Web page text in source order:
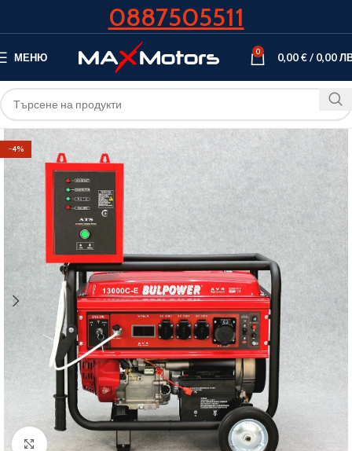
0887505511
МЕНЮ 0 0,00€/ 0,00
-4%
Кликнете, за да увеличите